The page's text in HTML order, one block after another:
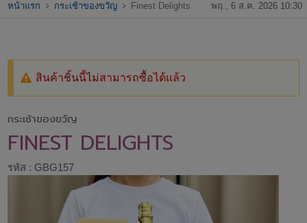
หน้าแรก กระเช้าของขวัญ Finest Delights พฤ., 6 ส.ค. 2026 10:30
สินค้าชิ้นนี้ไม่สามารถซื้อได้แล้ว
กระเช้าของขวัญ
FINEST DELIGHTS
รหัส : GBG157